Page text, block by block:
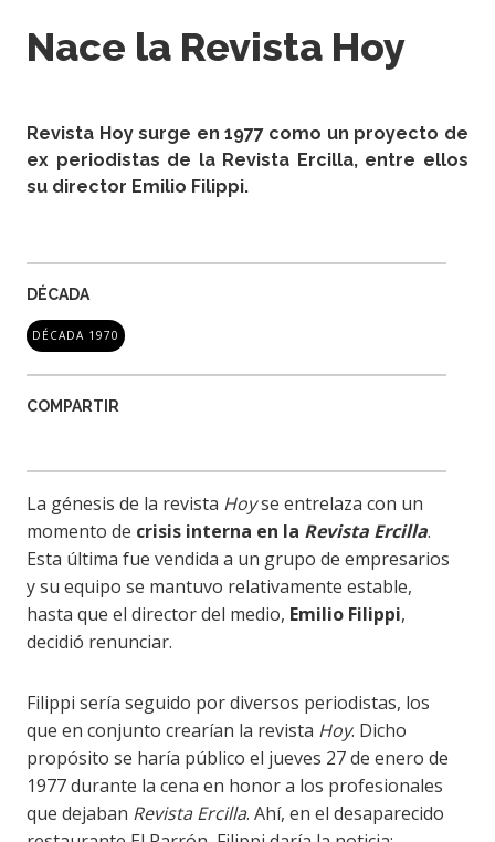
Nace la Revista Hoy
Revista Hoy surge en 1977 como un proyecto de
ex periodistas de la Revista Ercilla, entre ellos
su director Emilio Filippi.
DÉCADA
DÉCADA 1970
COMPARTIR
La génesis de la revista Hoyse entrelaza con un
momento de crisis interna en la Revista Ercilla.
Esta última fue vendida a un grupo de empresarios
y su equipo se mantuvo relativamente estable,
hasta que el director del medio, Emilio Filippi,
decidió renunciar.
Filippi sería seguido por diversos periodistas, los
que en conjunto crearían la revista Hoy. Dicho
propósito se haría público el jueves 27 de enero de
1977 durante la cena en honor a los profesionales
que dejaban Revista Ercilla. Ahí, en el desaparecido